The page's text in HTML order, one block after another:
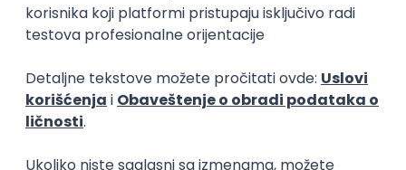
Beograd
21.08.2026.
Embedded Software Engineer
Novi Sad